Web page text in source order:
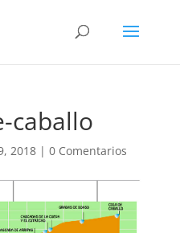
caballo
2018| 0 Comentarios